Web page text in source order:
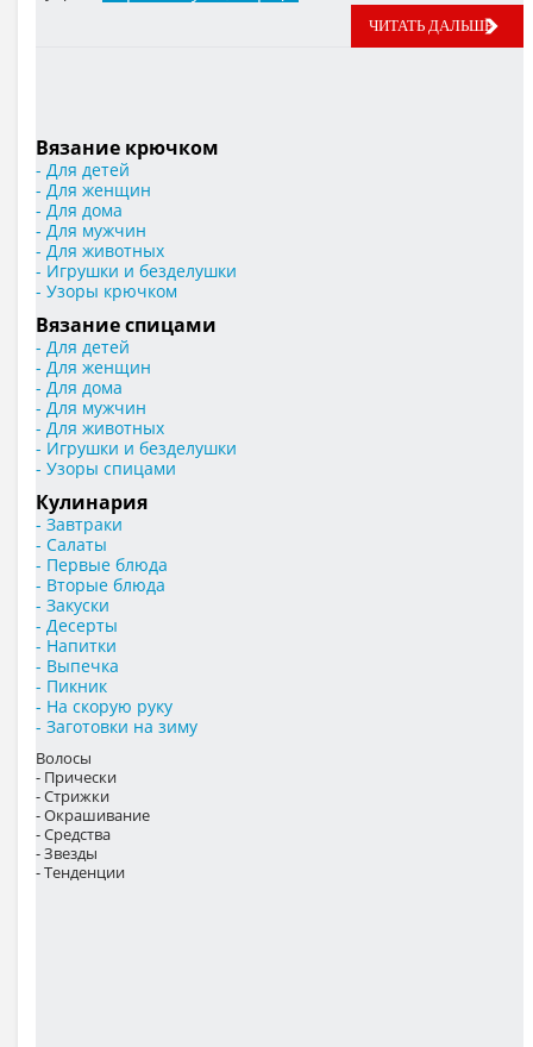
ЧИТАТЬ ДАЛЬШЕ
Вязание крючком
- Для детей
- Для женщин
- Для дома
- Для мужчин
- Для животных
- Игрушки и безделушки
- Узоры крючком
Вязание спицами
- Для детей
- Для женщин
- Для дома
- Для мужчин
- Для животных
- Игрушки и безделушки
- Узоры спицами
Кулинария
- Завтраки
- Салаты
- Первые блюда
- Вторые блюда
- Закуски
- Десерты
- Напитки
- Выпечка
- Пикник
- На скорую руку
- Заготовки на зиму
Волосы
- Прически
- Стрижки
- Окрашивание
- Средства
- Звезды
- Тенденции